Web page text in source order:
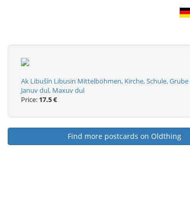
Ak Libušín Libusin Mittelböhmen, Kirche, Schule, Grube
Januv dul, Maxuv dul
Price: 17.5 €
Find more postcards on Oldthing